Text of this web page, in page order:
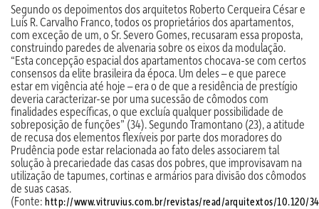
Segundo os depoimentos dos arquitetos Roberto Cerqueira César e
Luís R. Carvalho Franco, todos os proprietários dos apartamentos,
com exceção de um, o Sr. Severo Gomes, recusaram essa proposta,
construindo paredes de alvenaria sobre os eixos da modulação.
“Esta concepção espacial dos apartamentos chocava-se com certos
consensos da elite brasileira da época. Um deles – e que parece
estar em vigência até hoje – era o de que a residência de prestígio
deveria caracterizar-se por uma sucessão de cômodos com
finalidades específicas, o que excluía qualquer possibilidade de
sobreposição de funções” (34). Segundo Tramontano (23), a atitude
de recusa dos elementos flexíveis por parte dos moradores do
Prudência pode estar relacionada ao fato deles associarem tal
solução à precariedade das casas dos pobres, que improvisavam na
utilização de tapumes, cortinas e armários para divisão dos cômodos
de suas casas.
(Fonte: http://www.vitruvius.com.br/revistas/read/arquitextos/10.120/